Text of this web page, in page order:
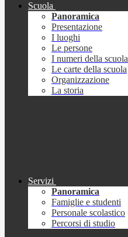
Scuola
Panoramica
Presentazione
I luoghi
Le persone
I numeri della scuola
Le carte della scuola
Organizzazione
La storia
Servizi
Panoramica
Famiglie e studenti
Personale scolastico
Percorsi di studio